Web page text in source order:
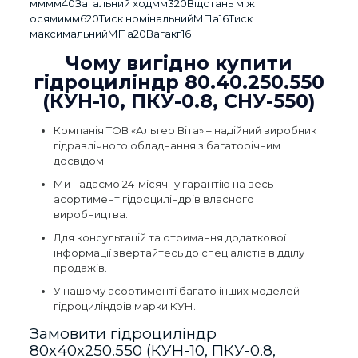
мммм40Загальний ходмм320Відстань між
осямимм620Тиск номінальнийМПа16Тиск
максимальнийМПа20Вагакг16
Чому вигідно купити
гідроциліндр 80.40.250.550
(КУН-10, ПКУ-0.8, СНУ-550)
Компанія ТОВ «Альтер Віта» – надійний виробник
гідравлічного обладнання з багаторічним
досвідом.
Ми надаємо 24-місячну гарантію на весь
асортимент гідроциліндрів власного
виробництва.
Для консультацій та отримання додаткової
інформації звертайтесь до спеціалістів відділу
продажів.
У нашому асортименті багато інших моделей
гідроциліндрів марки КУН.
Замовити гідроциліндр
80х40х250.550 (КУН-10, ПКУ-0.8,